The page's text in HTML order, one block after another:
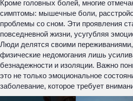
Кроме головных болей, многие
симптомы: мышечные боли,
проблемы со сном. Эти проявления
повседневной жизни, усугубляя
Люди делятся своими
физические недомогания лишь
безнадежности и изоляции. Важно
это не только эмоциональное
заболевание, которое требует